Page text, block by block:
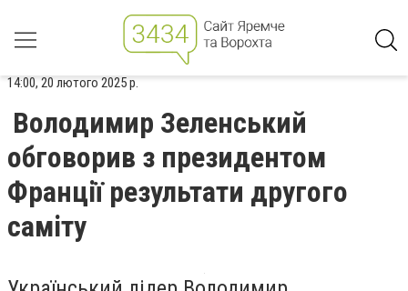
14:00, 20 лютого 2025 р.
Володимир Зеленський
обговорив з президентом
Франції результати другого
саміту